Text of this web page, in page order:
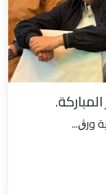
ورڨ...